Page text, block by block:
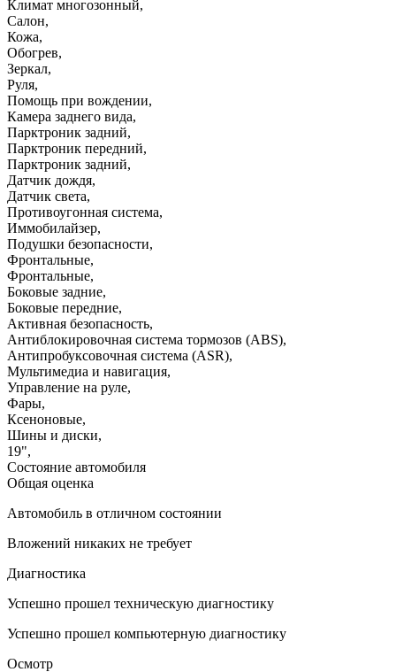
Климат многозонный,
Салон,
Кожа,
Обогрев,
Зеркал,
Руля,
Помощь при вождении,
Камера заднего вида,
Парктроник задний,
Парктроник передний,
Парктроник задний,
Датчик дождя,
Датчик света,
Противоугонная система,
Иммобилайзер,
Подушки безопасности,
Фронтальные,
Фронтальные,
Боковые задние,
Боковые передние,
Активная безопасность,
Антиблокировочная система тормозов (ABS),
Антипробуксовочная система (ASR),
Мультимедиа и навигация,
Управление на руле,
Фары,
Ксеноновые,
Шины и диски,
19",
Состояние автомобиля
Общая оценка
Автомобиль в отличном состоянии
Вложений никаких не требует
Диагностика
Успешно прошел техническую диагностику
Успешно прошел компьютерную диагностику
Осмотр